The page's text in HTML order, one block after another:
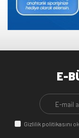
E-
Gizlilik politikasını